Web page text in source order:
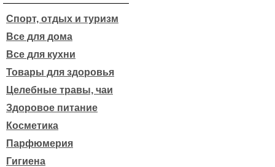
Спорт, отдых и туризм
Все для дома
Все для кухни
Товары для здоровья
Целебные травы, чаи
Здоровое питание
Косметика
Парфюмерия
Гигиена